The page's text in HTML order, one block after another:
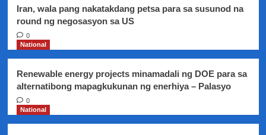
Iran, wala pang nakatakdang petsa para sa susunod na
round ng negosasyon sa US
0
National
Renewable energy projects minamadali ng DOE para sa
alternatibong mapagkukunan ng enerhiya – Palasyo
0
National